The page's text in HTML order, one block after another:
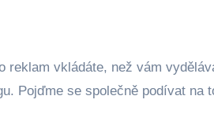
Pojďme se společně podívat na